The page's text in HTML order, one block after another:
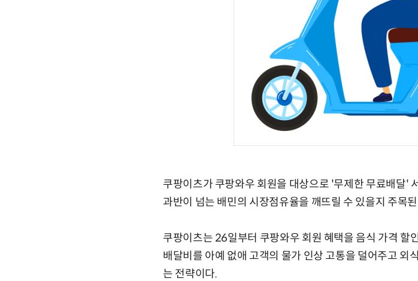
쿠팡이츠가 쿠팡와우 회원을 대상으로 '무제한 무료배달'
과반이 넘는 배민의 시장점유율을 깨뜨릴 수 있을지 주목
쿠팡이츠는 26일부터 쿠팡와우 회원 혜택을 음식 가격 할
배달비를 아예 없애 고객의 물가 인상 고통을 덜어주고 외
는 전략이다.